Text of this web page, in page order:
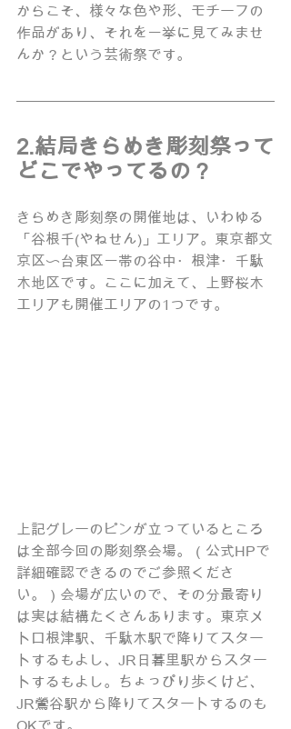
からこそ、様々な色や形、モチーフの
作品があり、それを一挙に見てみませ
んか？という芸術祭です。
2.結局きらめき彫刻祭って
どこでやってるの？
きらめき彫刻祭の開催地は、いわゆる
「谷根千(やねせん)」エリア。東京都文
京区〜台東区一帯の谷中・根津・千駄
木地区です。ここに加えて、上野桜木
エリアも開催エリアの1つです。
上記グレーのピンが立っているところ
は全部今回の彫刻祭会場。（公式HPで
詳細確認できるのでご参照くださ
い。）会場が広いので、その分最寄り
は実は結構たくさんあります。東京メ
トロ根津駅、千駄木駅で降りてスター
トするもよし、JR日暮里駅からスター
トするもよし。ちょっぴり歩くけど、
JR鶯谷駅から降りてスタートするのも
OKです。